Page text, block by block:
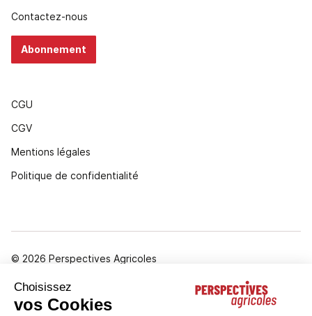
Contactez-nous
Abonnement
CGU
CGV
Mentions légales
Politique de confidentialité
© 2026 Perspectives Agricoles